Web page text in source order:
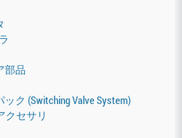
部品
ク (Switching Valve System)
クセサリ